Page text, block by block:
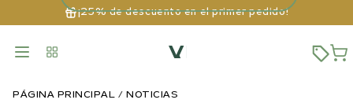
¡25% de descuento en el primer pedido!
PÁGINA PRINCIPAL NOTICIAS